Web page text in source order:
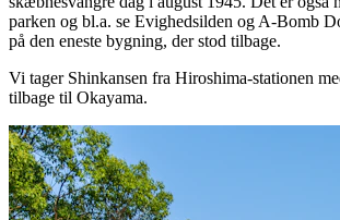
parken og bl.a. se Evighedsilden og A-Bomb
på den eneste bygning, der stod tilbage.
Vi tager Shinkansen fra Hiroshima-stationen
tilbage til Okayama.